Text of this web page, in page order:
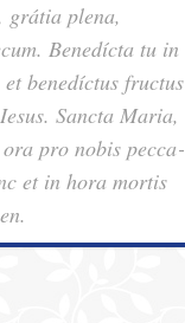
grátia plena,
Benedícta tu in
benedíctus fructus
Sancta Maria,
pro nobis pec­ca­
et in hora mortis